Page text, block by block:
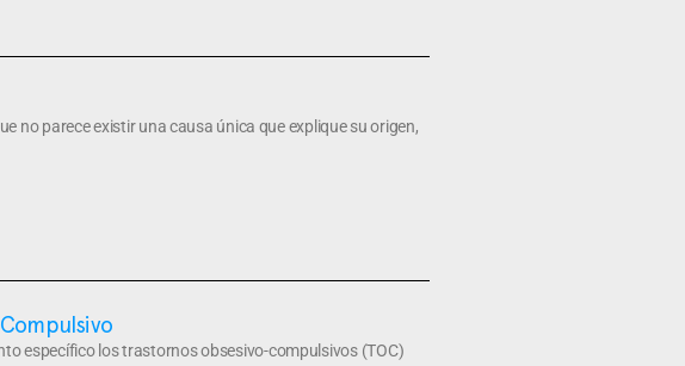
no parece existir una causa única que explique su origen,
específico los trastornos obsesivo-compulsivos (TOC)